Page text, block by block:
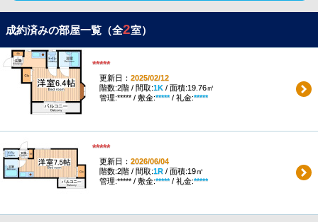
成約済みの部屋一覧（全2室）
*****
更新日： 2025/02/12
階数:2階 / 間取:1K/ 面積:19.76㎡
管理:***** / 敷金:*****/ 礼金:*****
*****
更新日： 2026/06/04
階数:2階 / 間取:1R/ 面積:19㎡
管理:***** / 敷金:*****/ 礼金:*****